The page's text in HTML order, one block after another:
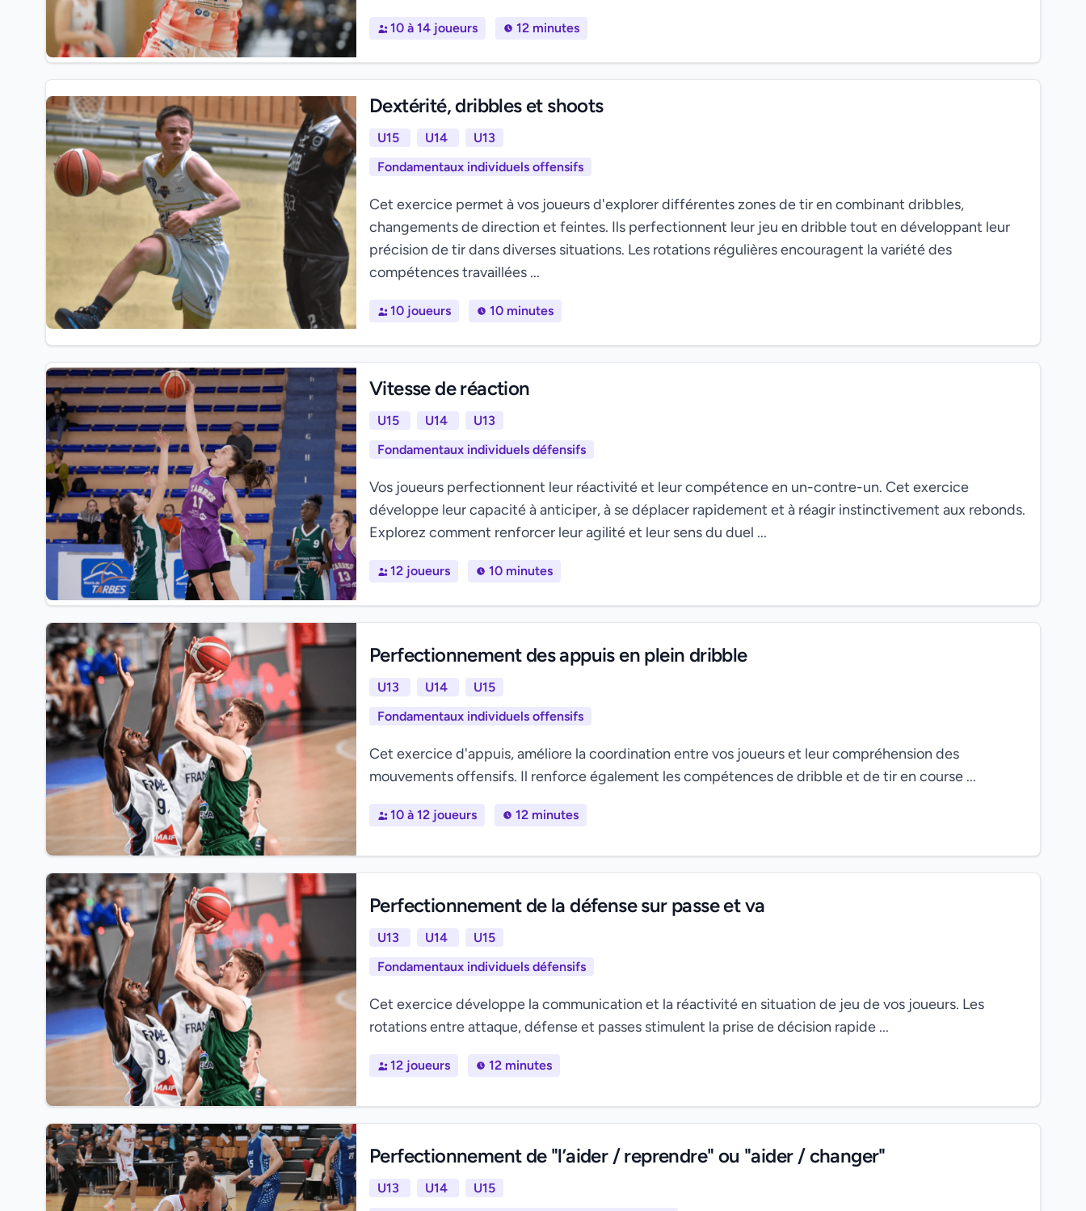
10 à 14 joueurs 12 minutes
Dextérité, dribbles et shoots
U15 U14
U13
Fondamentaux individuels offensifs
Cet exercice permet à vos joueurs d'explorer différentes zones de tir en combinant dribbles,
changements de direction et feintes. Ils perfectionnent leur jeu en dribble tout en développant leur
précision de tir dans diverses situations. Les rotations régulières encouragent la variété des
compétences travaillées ...
10 joueurs 10 minutes
Vitesse de réaction
U15 U14
U13
Fondamentaux individuels défensifs
Vos joueurs perfectionnent leur réactivité et leur compétence en un-contre-un. Cet exercice
développe leur capacité à anticiper, à se déplacer rapidement et à réagir instinctivement aux rebonds.
Explorez comment renforcer leur agilité et leur sens du duel ...
12 joueurs 10 minutes
Perfectionnement des appuis en plein dribble
U13 U14
U15
Fondamentaux individuels offensifs
Cet exercice d'appuis, améliore la coordination entre vos joueurs et leur compréhension des
mouvements offensifs. Il renforce également les compétences de dribble et de tir en course ...
10 à 12 joueurs 12 minutes
Perfectionnement de la défense sur passe et va
U13 U14
U15
Fondamentaux individuels défensifs
Cet exercice développe la communication et la réactivité en situation de jeu de vos joueurs. Les
rotations entre attaque, défense et passes stimulent la prise de décision rapide ...
12 joueurs 12 minutes
Perfectionnement de "l’aider / reprendre" ou "aider / changer"
U13 U14
U15